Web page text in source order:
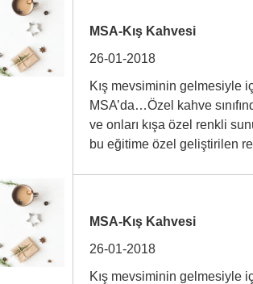
MSA-Kış Kahvesi
26-01-2018
Kış mevsiminin gelmesiyle
MSA’da…Özel kahve
ve onları kışa özel renkli
bu eğitime özel geliştirilen
MSA-Kış Kahvesi
26-01-2018
Kış mevsiminin gelmesiyle